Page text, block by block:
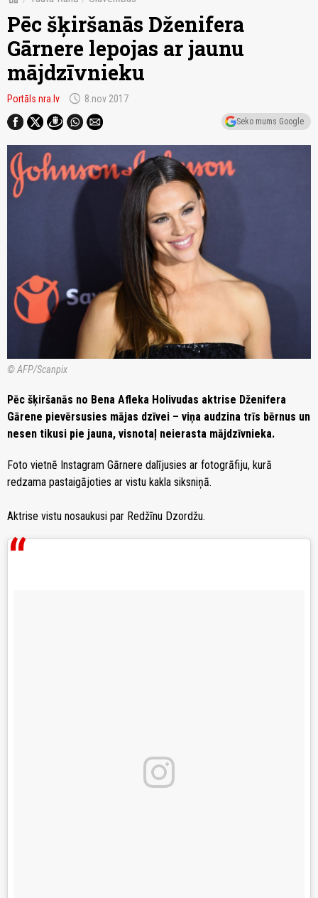
Pēc šķiršanās Dženifera
Gārnere lepojas ar jaunu
mājdzīvnieku
Portāls nra.lv schedule 8.nov 2017
Seko mums Google
© AFP/Scanpix
Pēc šķiršanās no Bena Afleka Holivudas aktrise Dženifera
Gārene pievērsusies mājas dzīvei – viņa audzina trīs bērnus un
nesen tikusi pie jauna, visnotaļ neierasta mājdzīvnieka.
Foto vietnē Instagram Gārnere dalījusies ar fotogrāfiju, kurā
redzama pastaigājoties ar vistu kakla siksniņā.
Aktrise vistu nosaukusi par Redžīnu Dzordžu.